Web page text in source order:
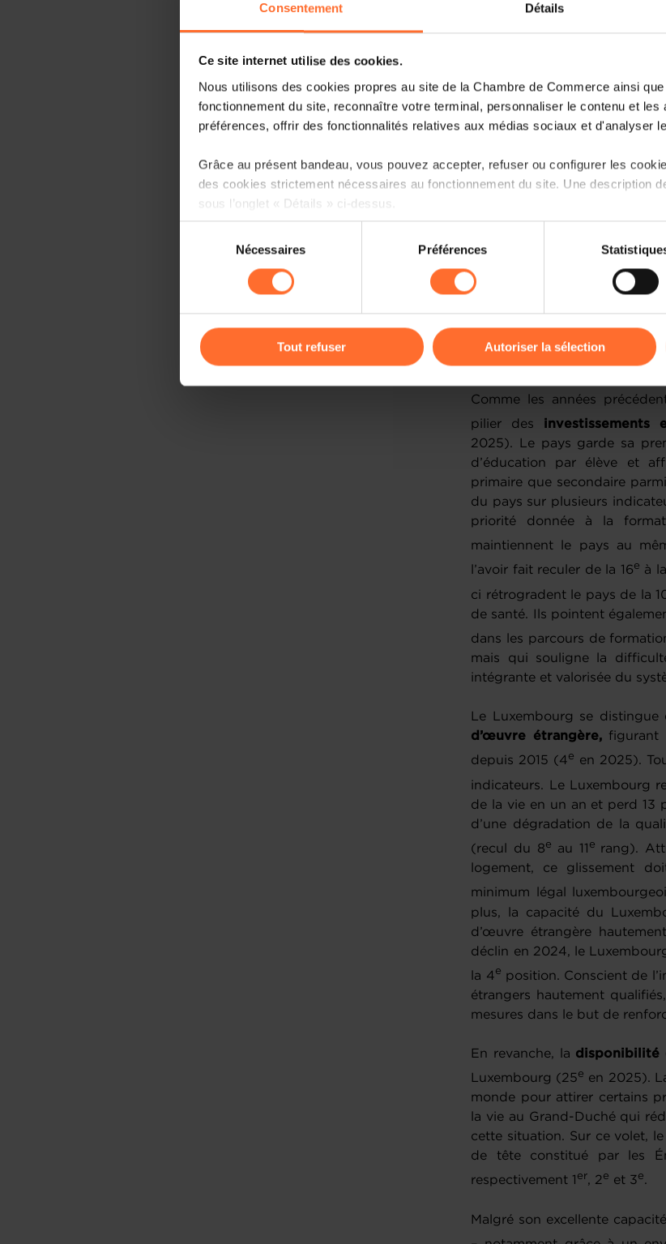
Consentement Détails
Ce site internet utilise des cookies.
Nous utilisons des cookies propres au site de la Chambre de Commerce ainsi
fonctionnement du site, reconnaître votre terminal, personnaliser le contenu et les
préférences, offrir des fonctionnalités relatives aux médias sociaux et d'analyser
Grâce au présent bandeau, vous pouvez accepter, refuser ou configurer les
des cookies strictement nécessaires au fonctionnement du site. Une description
sous l’onglet « Détails » ci-dessus.
Il est précisé que la navigation sur le site et certaines fonctionnalités (ex : lecture
sociaux, sauvegarde des préférences de lecture vidéo, personnalisation de
cas de refus de tous les cookies ou des cookies non nécessaires.
gauche de chaque page.
Charte d’usage des cookieset notre
consentement
Nécessaires Préférences
Tout refuser Autoriser la sélection
le classement général varient
Comme les années
pilier des
2025).
Le pays garde sa
d’éducation par élève et
primaire que secondaire
du pays sur plusieurs
priorité donnée à la
maintiennent le pays au
l’avoir fait reculer de la 16e à
ci rétrogradent le pays de la
de santé. Ils pointent
dans les parcours de
mais qui souligne la
intégrante et valorisée du
Le Luxembourg se distingue
d’œuvre étrangère,figurant
depuis 2015 (4e en 2025).
indicateurs. Le Luxembourg
de la vie en un an et perd 13
d’une dégradation de la
(recul du 8e au 11 e rang).
logement, ce glissement
minimum légal
plus, la capacité du
d’œuvre étrangère
déclin en 2024, le
la 4e position. Conscient de
étrangers hautement
mesures dans le but de
En revanche, la disponibilité
Luxembourg (25e en 2025).
monde pour attirer certains
la vie au Grand-Duché qui
cette situation. Sur ce volet,
de tête constitué par les
respectivement 1 er, 2e et 3e.
Malgré son excellente